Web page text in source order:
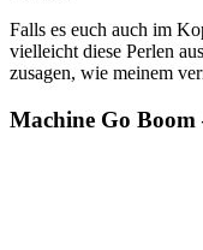
Falls es euch auch im
vielleicht diese Perlen
zusagen, wie meinem
Machine Go